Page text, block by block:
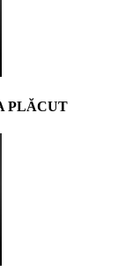
PLĂCUT